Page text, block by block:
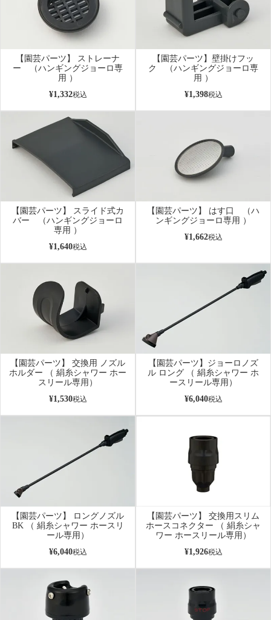
【園芸パーツ】 ストレーナ
ー （ハンギングジョーロ専
用 ）
¥1,332税込
【園芸パーツ】壁掛けフッ
ク （ハンギングジョーロ専
用 ）
¥1,398税込
【園芸パーツ】 スライド式カ
バー （ハンギングジョーロ
専用 ）
¥1,640税込
【園芸パーツ】 はす口 （ハ
ンギングジョーロ専用 ）
¥1,662税込
【園芸パーツ】 交換用 ノズル
ホルダー （ 絹糸シャワー ホー
スリール専用）
¥1,530税込
【園芸パーツ】ジョーロノズ
ル ロング （ 絹糸シャワー ホ
ースリール専用）
¥6,040税込
【園芸パーツ】 ロングノズル
BK （ 絹糸シャワー ホースリ
ール専用）
¥6,040税込
【園芸パーツ】 交換用スリム
ホースコネクター （ 絹糸シャ
ワー ホースリール専用）
¥1,926税込